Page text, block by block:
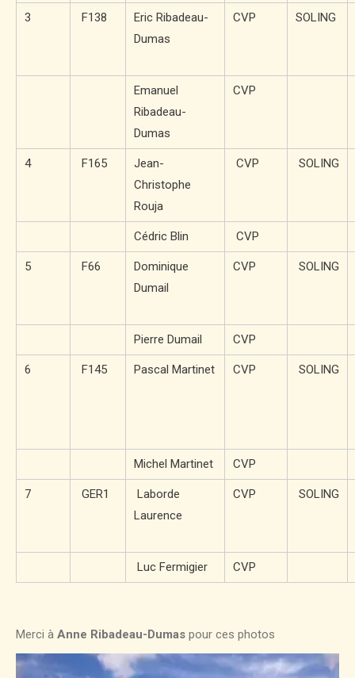
3 F138
Eric Ribadeau-
Dumas
CVP SOLING
Emanuel
Ribadeau-
Dumas
CVP
4 F165
Jean-
Christophe
Rouja
CVP SOLING
Cédric Blin CVP
5 F66
Dominique
Dumail
CVP SOLING
Pierre Dumail CVP
6 F145 Pascal Martinet CVP SOLING
Michel Martinet CVP
7 GER1
Laborde
Laurence
CVP SOLING
Luc Fermigier CVP
Merci à Anne Ribadeau-Dumas pour ces photos